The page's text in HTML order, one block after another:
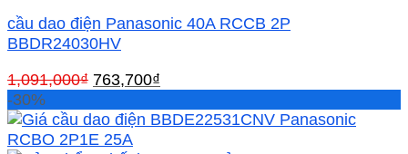
cầu dao điện Panasonic 40A RCCB 2P
BBDR24030HV
1,091,000₫ Giá
là:
1,091,000₫.
763,700₫
tại
-30%